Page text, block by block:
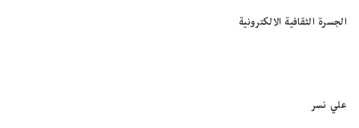
الجسرة الثقافية الالكترونية
علي نسر